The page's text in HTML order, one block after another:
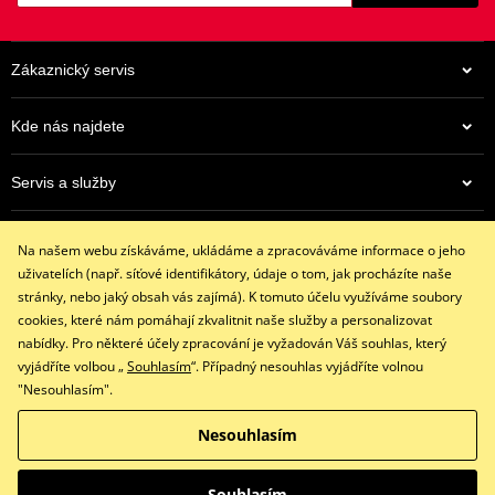
962 Kč
Na centrálním skladu v ČR
Zákaznický servis
Kde nás najdete
Servis a služby
+420 602 341 855
restaracing@email.cz
9:00 - 16:00 hod.
Facebook
Copyright © 2026 www.restaracing.cz
Všechna práva vyhrazena
Na našem webu získáváme, ukládáme a zpracováváme informace o jeho
uživatelích (např. síťové identifikátory, údaje o tom, jak procházíte naše
stránky, nebo jaký obsah vás zajímá). K tomuto účelu využíváme soubory
cookies, které nám pomáhají zkvalitnit naše služby a personalizovat
nabídky. Pro některé účely zpracování je vyžadován Váš souhlas, který
vyjádříte volbou „Souhlasím“. Případný nesouhlas vyjádříte volnou
"Nesouhlasím".
Nesouhlasím